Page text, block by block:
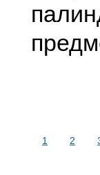
1 2